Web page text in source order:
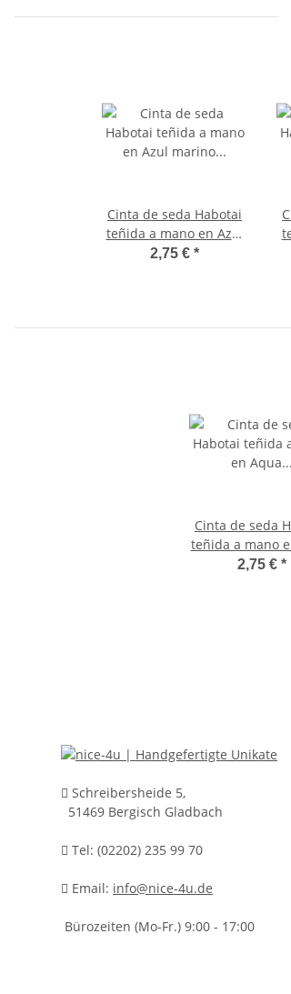
Cinta de seda Habotai
teñida a mano en Azul
marino ø3mm
2,75 € *
Cinta de seda
teñida a mano
ø3mm
2,75 € *
Schreibersheide 5,
51469 Bergisch Gladbach
Tel: (02202) 235 99 70
Email: info@nice-4u.de
Bürozeiten (Mo-Fr.) 9:00 - 17:00